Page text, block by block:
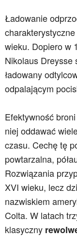
Ładowanie
wieku. Dopiero w
Nikolaus Dreysse
ładowany
odpalającym
Efektywność
niej oddawać
czasu. Cechę tę
powtarzalna,
Rozwiązania
XVI wieku, lecz
nazwiskiem
Colta. W latach
klasyczny